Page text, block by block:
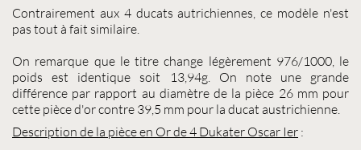
Contrairement aux 4 ducats autrichiennes, ce modèle n'est
pas tout à fait similaire.
On remarque que le titre change légèrement 976/1000, le
poids est identique soit 13,94g. On note une grande
différence par rapport au diamètre de la pièce 26 mm pour
cette pièce d'orcontre 39,5 mm pour la ducat austrichienne.
Description de la pièce en Or de4 Dukater Oscar Ier :